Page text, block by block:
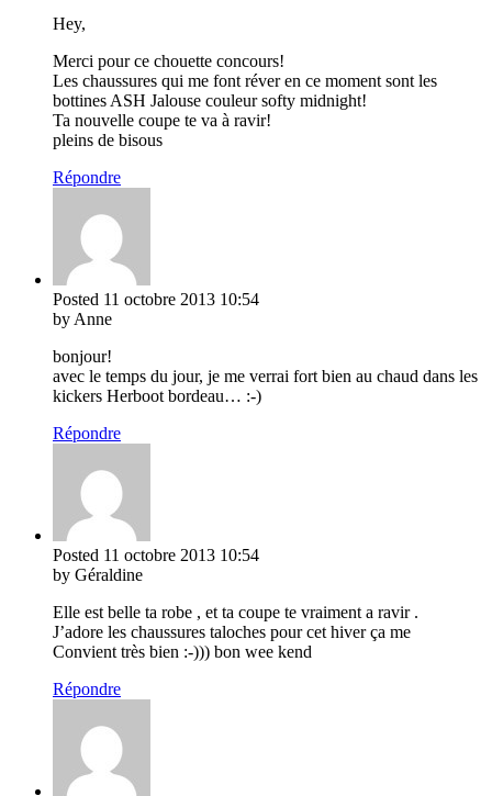
Hey,
Merci pour ce chouette concours!
Les chaussures qui me font réver en ce moment sont les
bottines ASH Jalouse couleur softy midnight!
Ta nouvelle coupe te va à ravir!
pleins de bisous
Répondre
Posted 11 octobre 2013 10:54
by Anne
bonjour!
avec le temps du jour, je me verrai fort bien au chaud dans les
kickers Herboot bordeau… :-)
Répondre
Posted 11 octobre 2013 10:54
by Géraldine
Elle est belle ta robe , et ta coupe te vraiment a ravir .
J’adore les chaussures taloches pour cet hiver ça me
Convient très bien :-))) bon wee kend
Répondre